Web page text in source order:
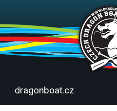
dragonboat.cz